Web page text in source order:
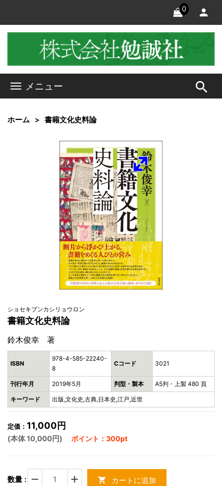
0
メニュー search
ホーム 書籍文化史料論
ショセキブンカシリョウロン
書籍文化史料論
鈴木俊幸 著
ISBN
978-4-585-22240-
8
Cコード 3021
刊行年月 2019年5月 判型・製本 A5判・上製 480 頁
キーワード 出版,文化史,古典,日本史,江戸,近世
定価： 11,000円
(本体 10,000円) ポイント：300pt
数量 : remove add shopping_cart カートに追加